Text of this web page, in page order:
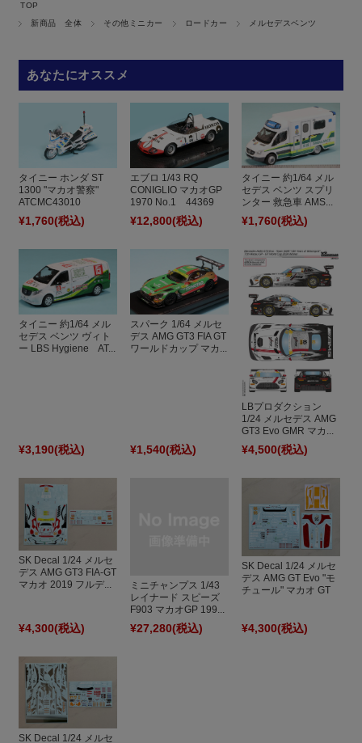
TOP
新商品 全体
その他ミニカー ロードカー メルセデスベンツ
あなたにオススメ
タイニー ホンダ ST
1300 "マカオ警察"
ATCMC43010
¥1,760(税込)
エブロ 1/43 RQ
CONIGLIO マカオGP
1970 No.1 44369
¥12,800(税込)
タイニー 約1/64 メル
セデス ベンツ スプリ
ンター 救急車 AMS...
¥1,760(税込)
タイニー 約1/64 メル
セデス ベンツ ヴィト
ー LBS Hygiene AT...
¥3,190(税込)
スパーク 1/64 メルセ
デス AMG GT3 FIA GT
ワールドカップ マカ...
¥1,540(税込)
LBプロダクション
1/24 メルセデス AMG
GT3 Evo GMR マカ...
¥4,500(税込)
SK Decal 1/24 メルセ
デス AMG GT3 FIA-GT
マカオ 2019 フルデ...
¥4,300(税込)
ミニチャンプス 1/43
レイナード スピーズ
F903 マカオGP 199...
¥27,280(税込)
SK Decal 1/24 メルセ
デス AMG GT Evo "モ
チュール" マカオ GT
¥4,300(税込)
SK Decal 1/24 メルセ